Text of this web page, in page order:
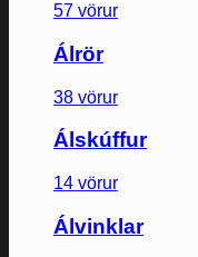
57 vörur
Álrör
38 vörur
Álskúffur
14 vörur
Álvinklar